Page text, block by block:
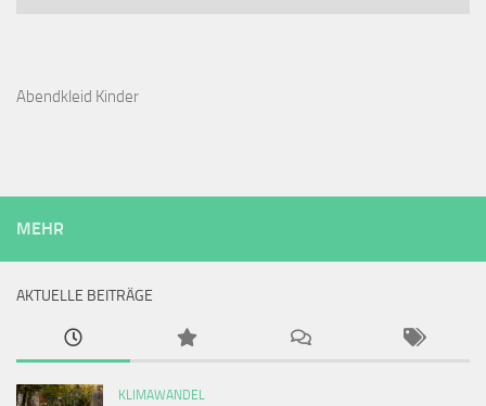
Abendkleid Kinder
MEHR
AKTUELLE BEITRÄGE
KLIMAWANDEL